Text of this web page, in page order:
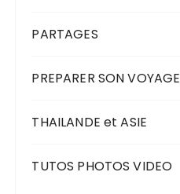
PARTAGES
PREPARER SON VOYAGE
THAILANDE et ASIE
TUTOS PHOTOS VIDEO